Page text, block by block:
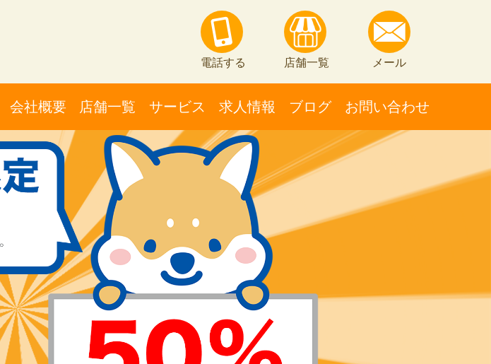
電話する
店舗一覧 メール
会社概要 店舗一覧 サービス 求人情報 ブログ お問い合わせ